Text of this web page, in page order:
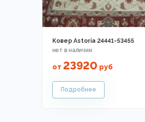
Ковер Astoria 24441-53455
от 23920 руб